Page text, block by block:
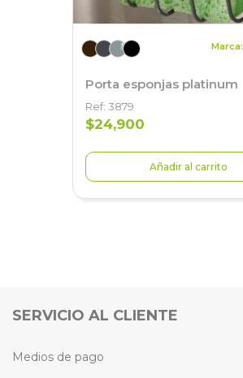
Marca:
Porta esponjas platinum
Ref: 3879
$24,900
Añadir al carrito
SERVICIO AL CLIENTE
Medios de pago